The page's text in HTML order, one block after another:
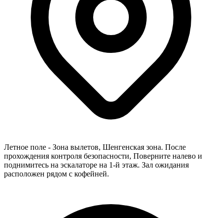
Летное поле - Зона вылетов, Шенгенская зона. После
прохождения контроля безопасности, Поверните налево и
поднимитесь на эскалаторе на 1-й этаж. Зал ожидания
расположен рядом с кофейней.